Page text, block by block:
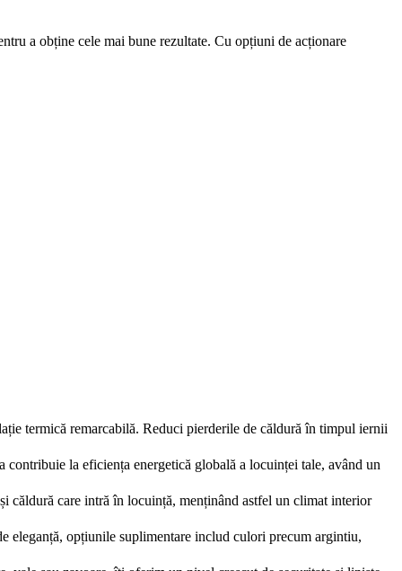
a obține cele mai bune rezultate. Cu opțiuni de acționare
termică remarcabilă. Reduci pierderile de căldură în timpul iernii
la eficiența energetică globală a locuinței tale, având un
căldură care intră în locuință, menținând astfel un climat interior
eleganță, opțiunile suplimentare includ culori precum argintiu,